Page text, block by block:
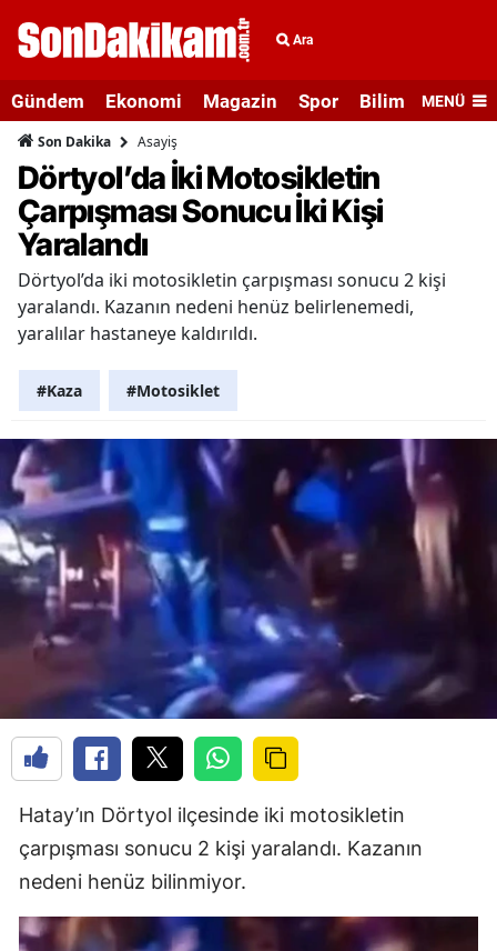
Ara
Gündem Ekonomi Magazin Spor Bilim veMENÜ
Son Dakika Asayiş
Dörtyol’da İki Motosikletin
Çarpışması Sonucu İki Kişi
Yaralandı
Dörtyol’da iki motosikletin çarpışması sonucu 2 kişi
yaralandı. Kazanın nedeni henüz belirlenemedi,
yaralılar hastaneye kaldırıldı.
#Kaza #Motosiklet
Hatay’ın Dörtyol ilçesinde iki motosikletin
çarpışması sonucu 2 kişi yaralandı. Kazanın
nedeni henüz bilinmiyor.